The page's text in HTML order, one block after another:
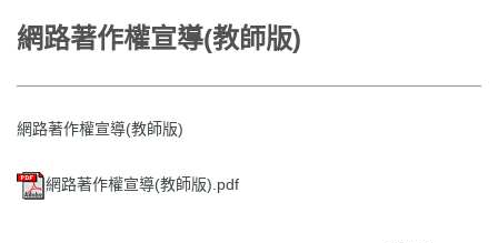
網路著作權宣導(教師版)
網路著作權宣導(教師版)
網路著作權宣導(教師版).pdf